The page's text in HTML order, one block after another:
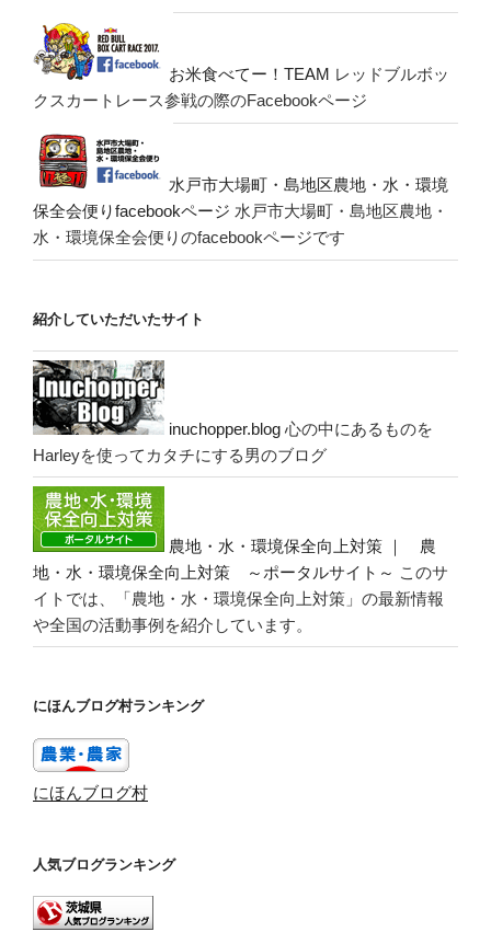
お米食べてー！TEAM レッドブルボッ
クスカートレース参戦の際のFacebookページ
水戸市大場町・島地区農地・水・環境
保全会便りfacebookページ 水戸市大場町・島地区農地・
水・環境保全会便りのfacebookページです
紹介していただいたサイト
inuchopper.blog 心の中にあるものを
Harleyを使ってカタチにする男のブログ
農地・水・環境保全向上対策 ｜ 農
地・水・環境保全向上対策 ～ポータルサイト～ このサ
イトでは、「農地・水・環境保全向上対策」の最新情報
や全国の活動事例を紹介しています。
にほんブログ村ランキング
にほんブログ村
人気ブログランキング